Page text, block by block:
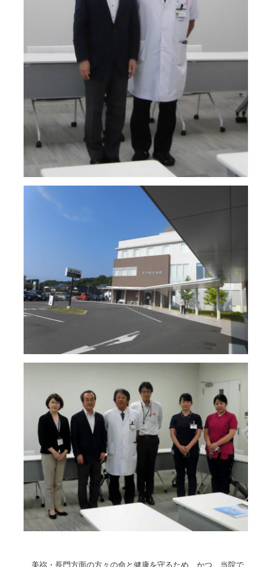
美祢・長門方面の方々の命と健康を守るため、かつ、当院で